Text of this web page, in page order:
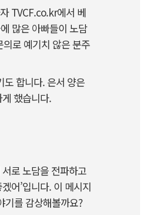
TVCF.co.kr에서 베
많은 아빠들이 노담
로 예기치 않은 분주
도 합니다. 은서 양은
했습니다.
로 노담을 전파하고
어’입니다. 이 메시지
기를 감상해볼까요?